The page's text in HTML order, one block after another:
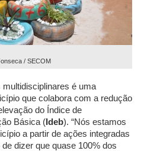
/ SECOM
é uma
que colabora com a redução
do Índice de
Básica (Ideb). “Nós estamos
a partir de ações integradas
dizer que quase 100% dos